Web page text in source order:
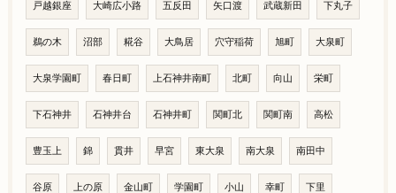
戸越銀座 大崎広小路 五反田 矢口渡 武蔵新田 下丸子
鵜の木 沼部 糀谷 大鳥居 穴守稲荷 旭町 大泉町
大泉学園町 春日町 上石神井南町 北町 向山 栄町
下石神井 石神井台 石神井町 関町北 関町南 高松
豊玉上 錦 貫井 早宮 東大泉 南大泉 南田中
谷原 上の原 金山町 学園町 小山 幸町 下里